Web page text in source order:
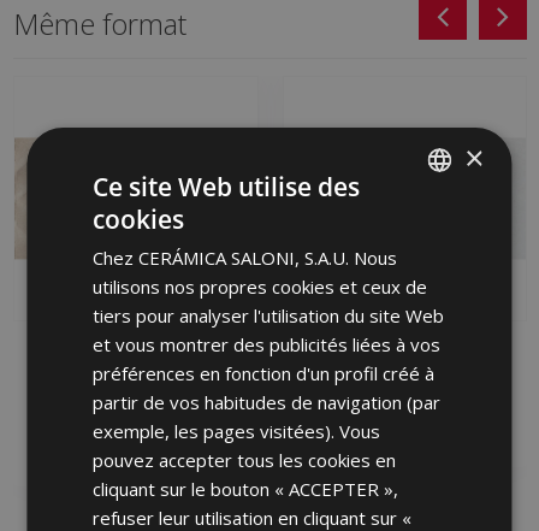
Même format
LANE MARFIL (graphic)
WAY 30 X 60
JQA670 | 30x60
Ajouter aux favoris
WAY BLANCO 30 X 60
HGX500 | 30x60
Ajouter aux favoris
ENGLISH
GERMAN
PORTUGUESE
×
Ce site Web utilise des
cookies
Chez CERÁMICA SALONI, S.A.U. Nous
utilisons nos propres cookies et ceux de
tiers pour analyser l'utilisation du site Web
et vous montrer des publicités liées à vos
préférences en fonction d'un profil créé à
partir de vos habitudes de navigation (par
exemple, les pages visitées). Vous
pouvez accepter tous les cookies en
cliquant sur le bouton « ACCEPTER »,
refuser leur utilisation en cliquant sur «